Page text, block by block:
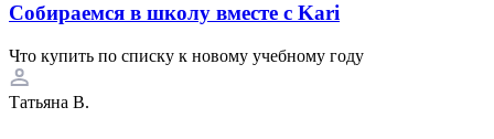
Собираемся в школу вместе с Kari
Что купить по списку к новому учебному году
Татьяна В.